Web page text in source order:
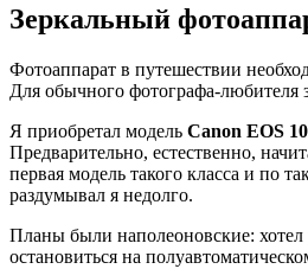
Зеркальный
Фотоаппарат в путешествии
Для обычного фотографа-
Я приобретал модель Canon EOS
Предварительно, естественно,
первая модель такого класса и по
раздумывал я недолго.
Планы были наполеоновские: хотел
остановиться на